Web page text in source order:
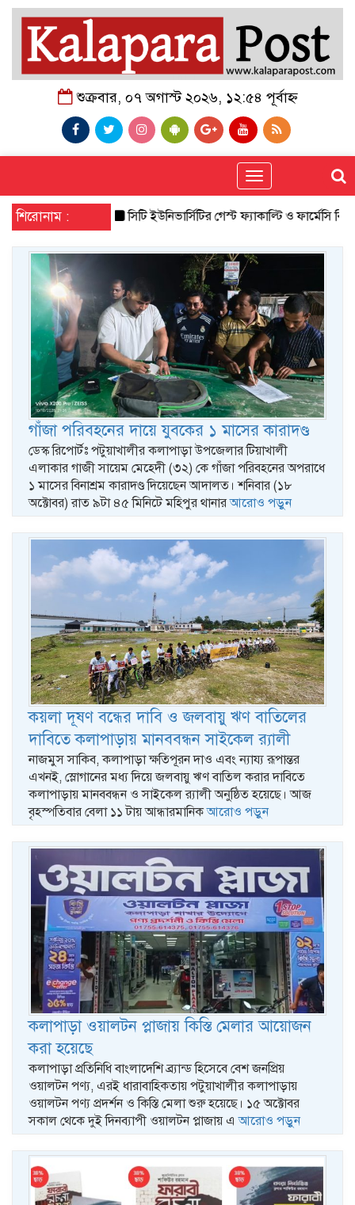
শুক্রবার, ০৭ অগাস্ট ২০২৬, ১২:৫৪ পূর্বাহ্ন
Toggle
navigation
শিরোনাম : সিটি ইউনিভার্সিটির গেস্ট ফ্যাকাল্টি ও ফার্মেসি
গাঁজা পরিবহনের দায়ে যুবকের ১ মাসের কারাদণ্ড
ডেস্ক রিপোর্টঃ পটুয়াখালীর কলাপাড়া উপজেলার টিয়াখালী
এলাকার গাজী সায়েম মেহেদী (৩২) কে গাঁজা পরিবহনের অপরাধে
১ মাসের বিনাশ্রম কারাদণ্ড দিয়েছেন আদালত। শনিবার (১৮
অক্টোবর) রাত ৯টা ৪৫ মিনিটে মহিপুর থানারআরোও পড়ুন
কয়লা দূষণ বন্ধের দাবি ও জলবায়ু ঋণ বাতিলের
দাবিতে কলাপাড়ায় মানববন্ধন সাইকেল র‍্যালী
নাজমুস সাকিব, কলাপাড়া ক্ষতিপূরন দাও এবং ন্যায্য রূপান্তর
এখনই, স্লোগানের মধ্য দিয়ে জলবায়ু ঋণ বাতিল করার দাবিতে
কলাপাড়ায় মানববন্ধন ও সাইকেল র‍্যালী অনুষ্ঠিত হয়েছে। আজ
বৃহস্পতিবার বেলা ১১ টায় আন্ধারমানিকআরোও পড়ুন
কলাপাড়া ওয়ালটন প্লাজায় কিস্তি মেলার আয়োজন
করা হয়েছে
কলাপাড়া প্রতিনিধি বাংলাদেশি ব্র্যান্ড হিসেবে বেশ জনপ্রিয়
ওয়ালটন পণ্য, এরই ধারাবাহিকতায় পটুয়াখালীর কলাপাড়ায়
ওয়ালটন পণ্য প্রদর্শন ও কিস্তি মেলা শুরু হয়েছে। ১৫ অক্টোবর
সকাল থেকে দুই দিনব্যাপী ওয়ালটন প্লাজায় এআরোও পড়ুন